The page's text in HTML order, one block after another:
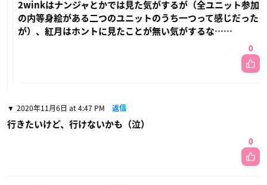
2winkはナンジャとかでは見た気がするが（全ユニット参加
の内等身絵がある二つのユニットのうち一つって感じだった
が）、紅月はホントに見たことが無い気がするな……
0
2020年11月6日 at 4:47 PM 返信
行きたいけど、行けないかも（泣）
0